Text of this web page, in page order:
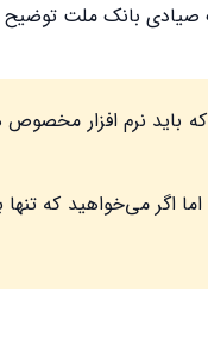
صیادی بانک ملت
باید نرم افزار
اگر می‌خواهید که